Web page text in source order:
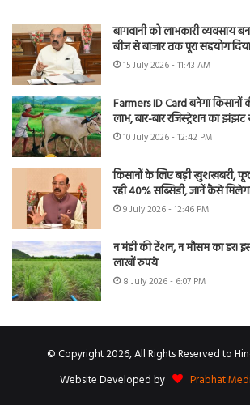
बागवानी को लाभकारी व्यवसाय
बीज से बाजार तक पूरा सहयोग
15 July 2026 - 11:43 AM
Farmers ID Card बनेगा किसानों
लाभ, बार-बार रजिस्ट्रेशन का
10 July 2026 - 12:42 PM
किसानों के लिए बड़ी खुशखबरी,
रही 40% सब्सिडी, जानें कैसे
9 July 2026 - 12:46 PM
न मंडी की टेंशन, न मौसम का डर!
लाखों रुपये
8 July 2026 - 6:07 PM
© Copyright 2026, All Rights Reserved to
Website Developed by
Prabhat